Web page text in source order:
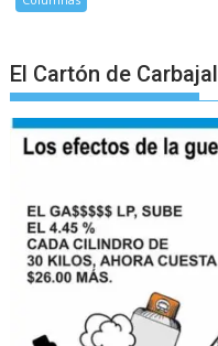
El Cartón de Carbajal